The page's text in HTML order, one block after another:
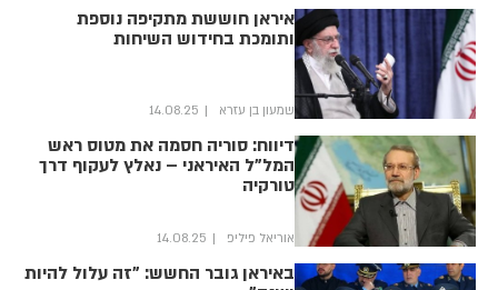
איראן חוששת מתקיפה נוספת
ותומכת בחידוש השיחות
שמעון בן עזרא 14.08.25
דיווח: סוריה חסמה את מטוס ראש
המל"ל האיראני – נאלץ לעקוף דרך
טורקיה
אוריאל פיליפ 14.08.25
באיראן גובר החשש: "זה עלול להיות